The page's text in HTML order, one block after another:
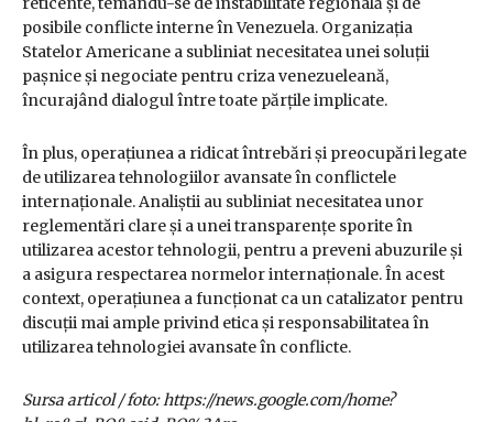
posibile conflicte interne în Venezuela. Organizația
Statelor Americane a subliniat necesitatea unei soluții
pașnice și negociate pentru criza venezueleană,
încurajând dialogul între toate părțile implicate.
În plus, operațiunea a ridicat întrebări și preocupări legate
de utilizarea tehnologiilor avansate în conflictele
internaționale. Analiștii au subliniat necesitatea unor
reglementări clare și a unei transparențe sporite în
utilizarea acestor tehnologii, pentru a preveni abuzurile și
a asigura respectarea normelor internaționale. În acest
context, operațiunea a funcționat ca un catalizator pentru
discuții mai ample privind etica și responsabilitatea în
utilizarea tehnologiei avansate în conflicte.
Sursa articol / foto: https://news.google.com/home?